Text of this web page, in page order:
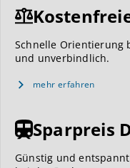
Schnelle Orientierung
und unverbindlich.
mehr erfahren
Sparpreis
Günstig und